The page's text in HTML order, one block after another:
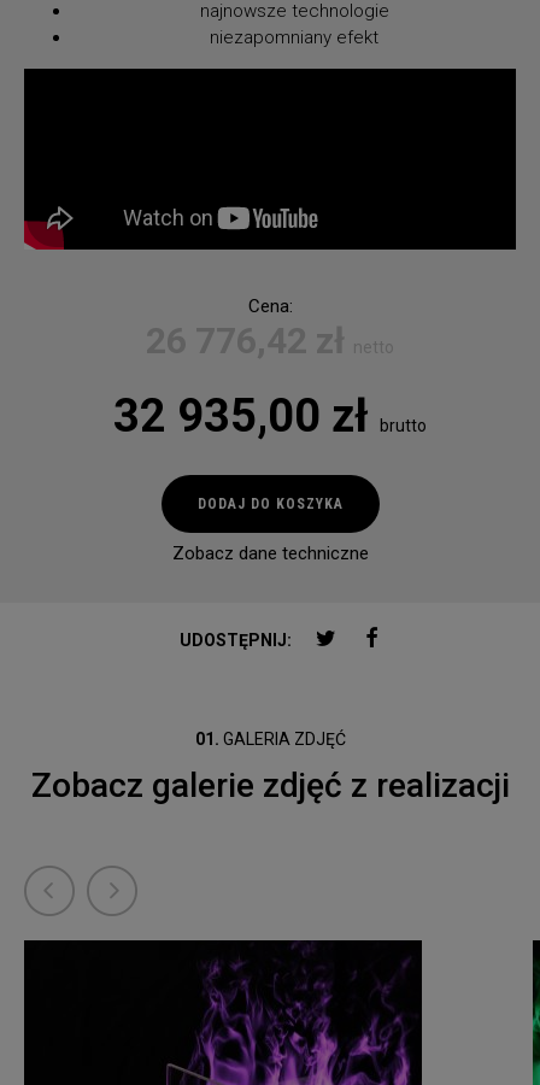
najnowsze technologie
niezapomniany efekt
Cena:
26 776,42 zł netto
32 935,00 zł brutto
DODAJ DO KOSZYKA
Zobacz dane techniczne
UDOSTĘPNIJ: TWITTER
01. GALERIA ZDJĘĆ
Zobacz galerie zdjęć z realizacji